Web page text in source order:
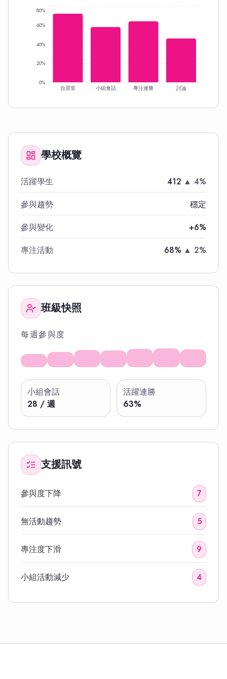
自習室 小組會話 專注連勝 討論
0%
20%
40%
60%
80%
學校概覽
活躍學生 412 ▲ 4%
參與趨勢
穩定
參與變化
+6%
專注活動
68% ▲ 2%
班級快照
每週參與度
小組會話
28 / 週
活躍連勝
63%
支援訊號
參與度下降 7
無活動趨勢 5
專注度下滑 9
小組活動減少 4